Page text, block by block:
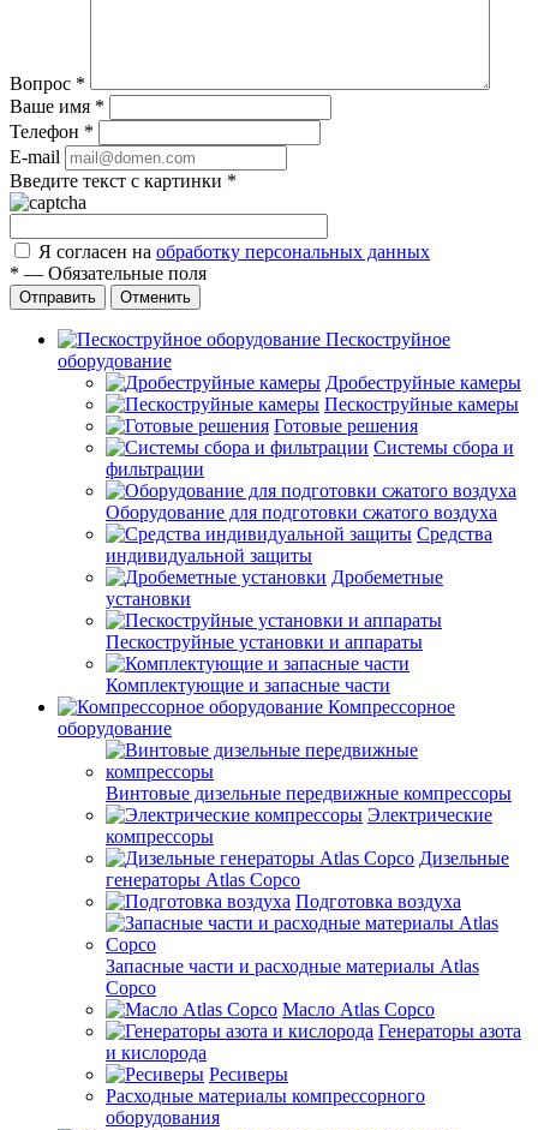
Вопрос *
Ваше имя *
Телефон *
E-mail
Введите текст с картинки *
Я согласен на обработку персональных данных
* — Обязательные поля
Отправить Отменить
Пескоструйное
оборудование
Дробеструйные камеры
Пескоструйные камеры
Готовые решения
Системы сбора и
фильтрации
Оборудование для подготовки сжатого воздуха
Средства
индивидуальной защиты
Дробеметные
установки
Пескоструйные установки и аппараты
Комплектующие и запасные части
Компрессорное
оборудование
Винтовые дизельные передвижные компрессоры
Электрические
компрессоры
Дизельные
генераторы Atlas Copco
Подготовка воздуха
Запасные части и расходные материалы Atlas
Copco
Масло Atlas Copco
Генераторы азота
и кислорода
Ресиверы
Расходные материалы компрессорного
оборудования